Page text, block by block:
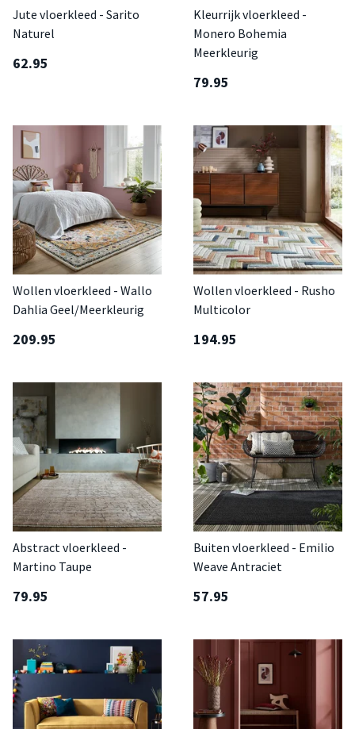
Jute vloerkleed - Sarito
Naturel
62.95
Kleurrijk vloerkleed -
Monero Bohemia
Meerkleurig
79.95
Wollen vloerkleed - Wallo
Dahlia Geel/Meerkleurig
209.95
Wollen vloerkleed - Rusho
Multicolor
194.95
Abstract vloerkleed -
Martino Taupe
79.95
Buiten vloerkleed - Emilio
Weave Antraciet
57.95